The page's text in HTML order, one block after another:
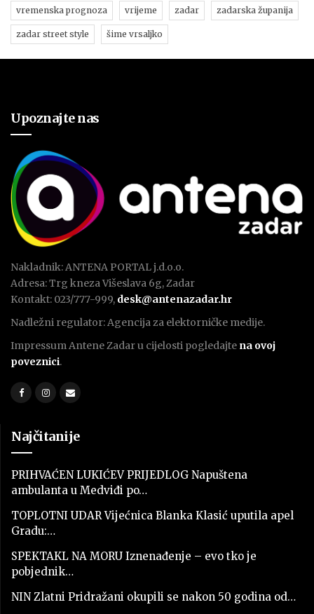
vremenska prognoza vrijeme zadar zadarska županija
zadar street style šime vrsaljko
Upoznajte nas
Nakladnik: ANTENA PORTAL j.d.o.o.
Adresa: Trg kneza Višeslava 6g, Zadar
Kontakt: 023/777-999, desk@antenazadar.hr
Nadležni regulator: Agencija za elektorničke medije.
Impressum Antene Zadar u cijelosti pogledajte na ovoj
poveznici.
Najčitanije
PRIHVAĆEN LUKIĆEV PRIJEDLOG Napuštena
ambulanta u Medviđi po…
TOPLOTNI UDAR Vijećnica Blanka Klasić uputila apel
Gradu:…
SPEKTAKL NA MORU Iznenađenje – evo tko je
pobjednik…
NIN Zlatni Pridražani okupili se nakon 50 godina od…